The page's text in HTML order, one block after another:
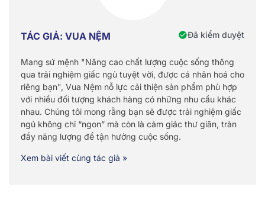
TÁC GIẢ: VUA NỆM Đã kiểm duyệt
Mang sứ mệnh "Nâng cao chất lượng cuộc sống thông
qua trải nghiệm giấc ngủ tuyệt vời, được cá nhân hoá cho
riêng bạn", Vua Nệm nỗ lực cải thiện sản phẩm phù hợp
với nhiều đối tượng khách hàng có những nhu cầu khác
nhau. Chúng tôi mong rằng bạn sẽ được trải nghiệm giấc
ngủ không chỉ “ngon” mà còn là cảm giác thư giãn, tràn
đầy năng lượng để tận hưởng cuộc sống.
Xem bài viết cùng tác giả »